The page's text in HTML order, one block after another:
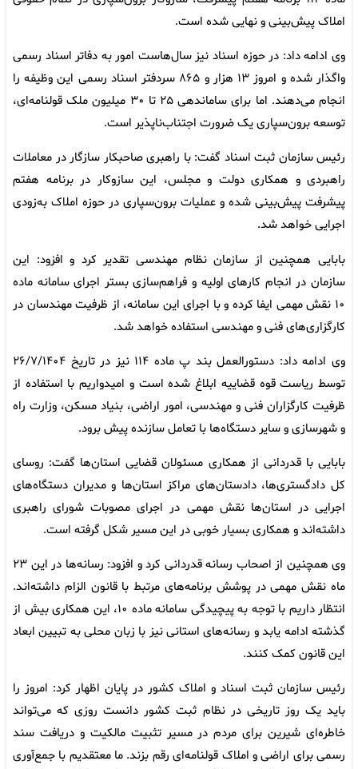
املاک پیش‌بینی و نهایی شده است.
وی ادامه داد: در حوزه اسناد نیز سال‌هاست امور به دفاتر اسناد رسمی
واگذار شده و امروز ۱۳ هزار و ۸۶۵ سردفتر اسناد رسمی این وظیفه را
انجام می‌دهند. اما برای ساماندهی ۲۵ تا ۳۰ میلیون ملک قولنامه‌ای،
توسعه برون‌سپاری یک ضرورت اجتناب‌ناپذیر است.
رئیس سازمان ثبت اسناد گفت: با راهبری صاحبکار سازگار در معاملات
راهبردی و همکاری دولت و مجلس، این سازوکار در برنامه هفتم
پیشرفت پیش‌بینی شده و عملیات برون‌سپاری در حوزه املاک به‌زودی
اجرایی خواهد شد.
بابایی همچنین از سازمان نظام مهندسی تقدیر کرد و افزود: این
سازمان در انجام کارهای اولیه و فراهم‌سازی بستر اجرای سامانه ماده
۱۰ نقش مهمی ایفا کرده و با اجرای این سامانه، از ظرفیت مهندسان در
کارگزاری‌های فنی و مهندسی استفاده خواهد شد.
وی ادامه داد: دستورالعمل بند پ ماده ۱۱۴ نیز در تاریخ ۲۶/۷/۱۴۰۴
توسط ریاست قوه قضاییه ابلاغ شده است و امیدواریم با استفاده از
ظرفیت کارگزاران فنی و مهندسی، امور اراضی، بنیاد مسکن، وزارت راه
و شهرسازی و سایر دستگاه‌ها با تعامل سازنده پیش برود.
بابایی با قدردانی از همکاری مسئولان قضایی استان‌ها گفت: روسای
کل دادگستری‌ها، دادستان‌های مراکز استان‌ها و مدیران دستگاه‌های
اجرایی در استان‌ها نقش مهمی در اجرای مصوبات شورای راهبری
داشته‌اند و همکاری بسیار خوبی در این مسیر شکل گرفته است.
وی همچنین از اصحاب رسانه قدردانی کرد و افزود: رسانه‌ها در این ۲۳
ماه نقش مهمی در پوشش برنامه‌های مرتبط با قانون الزام داشته‌اند.
انتظار داریم با توجه به پیچیدگی سامانه ماده ۱۰، این همکاری بیش از
گذشته ادامه یابد و رسانه‌های استانی نیز با زبان محلی به تبیین ابعاد
این قانون کمک کنند.
رئیس سازمان ثبت اسناد و املاک کشور در پایان اظهار کرد: امروز را
باید یک روز تاریخی در نظام ثبت کشور دانست روزی که می‌تواند
خاطره‌ای شیرین برای مردم در مسیر تثبیت مالکیت و دریافت سند
رسمی برای اراضی و املاک قولنامه‌ای رقم بزند. ما معتقدیم با جمع‌آوری